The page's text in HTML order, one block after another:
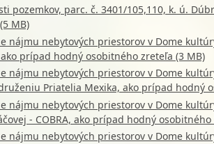
pozemkov, parc. č. 3401/105,110, k. ú.
MB)
nájmu nebytových priestorov v Dome
prípad hodný osobitného zreteľa (3 MB)
nájmu nebytových priestorov v Dome
Priatelia Mexika, ako prípad hodný
nájmu nebytových priestorov v Dome
- COBRA, ako prípad hodný
nájmu nebytových priestorov v Dome